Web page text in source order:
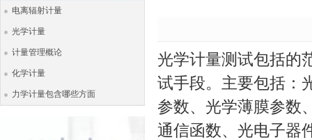
电离辐射计量
光学计量
计量管理概论
化学计量
力学计量包含哪些方面
光学计量测试包括的
试手段。主要包括：
参数、光学薄膜参数
通信函数、光电子器